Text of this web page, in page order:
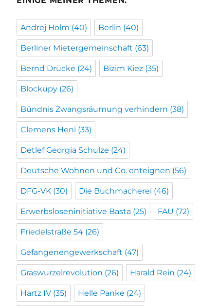
Andrej Holm (40) Berlin (40)
Berliner Mietergemeinschaft (63)
Bernd Drücke (24) Bizim Kiez (35)
Blockupy (26)
Bündnis Zwangsräumung verhindern (38)
Clemens Heni (33)
Detlef Georgia Schulze (24)
Deutsche Wohnen und Co. enteignen (56)
DFG-VK (30) Die Buchmacherei (46)
Erwerbsloseninitiative Basta (25) FAU (72)
Friedelstraße 54 (26)
Gefangenengewerkschaft (47)
Graswurzelrevolution (26) Harald Rein (24)
Hartz IV (35) Helle Panke (24)